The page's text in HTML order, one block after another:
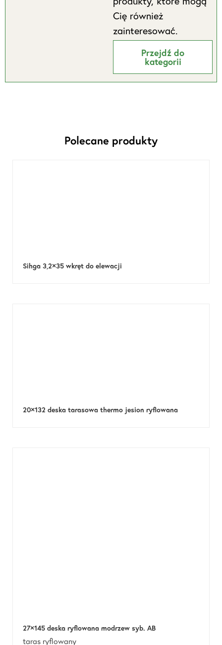
Cię również
zainteresować.
Przejdź do
kategorii
Polecane produkty
Sihga 3,2×35 wkręt do elewacji
20×132 deska tarasowa thermo jesion ryflowana
27×145 deska ryflowana modrzew syb. AB
taras ryflowany